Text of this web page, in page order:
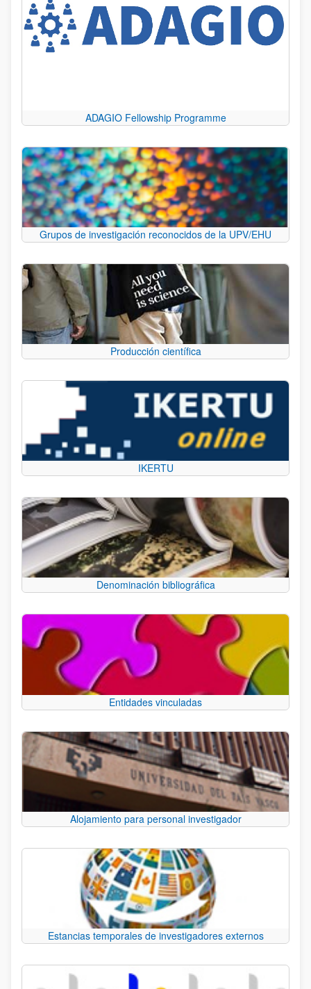
ADAGIO Fellowship Programme
Grupos de investigación reconocidos de la UPV/EHU
Producción científica
IKERTU
Denominación bibliográfica
Entidades vinculadas
Alojamiento para personal investigador
Estancias temporales de investigadores externos